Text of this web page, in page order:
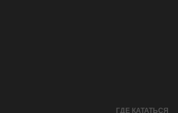
ГДЕ КАТАТЬСЯ